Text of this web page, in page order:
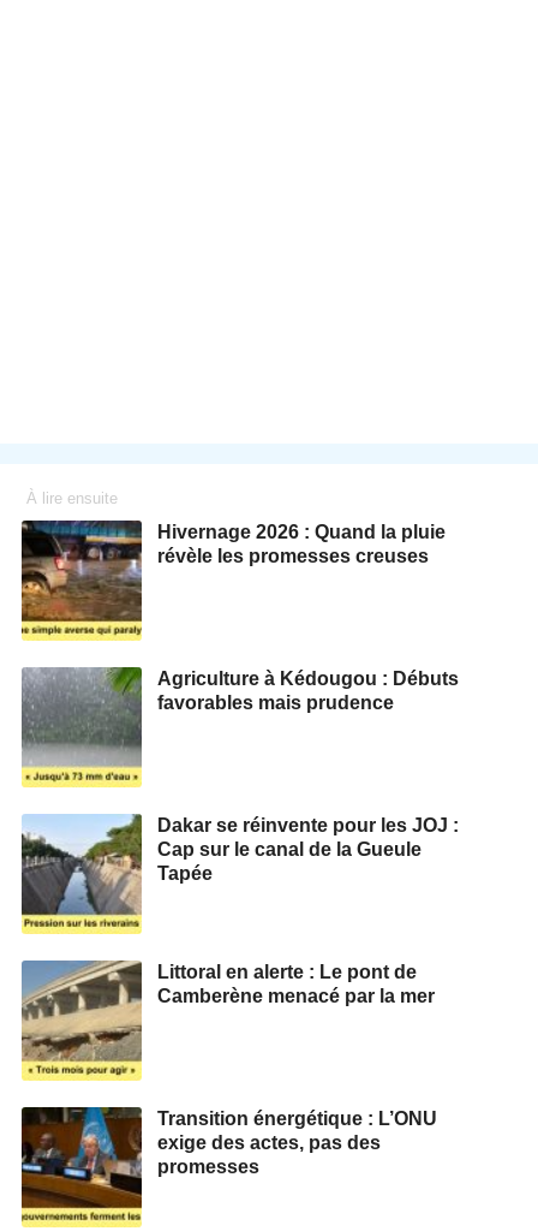
À lire ensuite
Hivernage 2026 : Quand la pluie
révèle les promesses creuses
Agriculture à Kédougou : Débuts
favorables mais prudence
Dakar se réinvente pour les JOJ :
Cap sur le canal de la Gueule
Tapée
Littoral en alerte : Le pont de
Camberène menacé par la mer
Transition énergétique : L’ONU
exige des actes, pas des
promesses